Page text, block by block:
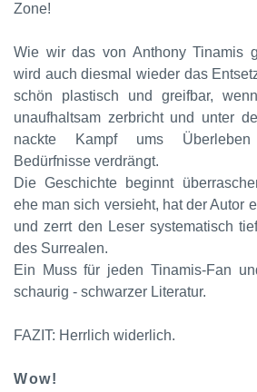
Zone!
Wie wir das von Anthony Tinamis
wird auch diesmal wieder das
schön plastisch und greifbar,
unaufhaltsam zerbricht und unter
nackte Kampf ums
Bedürfnisse verdrängt.
Die Geschichte beginnt
ehe man sich versieht, hat der Autor
und zerrt den Leser systematisch
des Surrealen.
Ein Muss für jeden Tinamis-Fan
schaurig - schwarzer Literatur.
FAZIT: Herrlich widerlich.
Wow!